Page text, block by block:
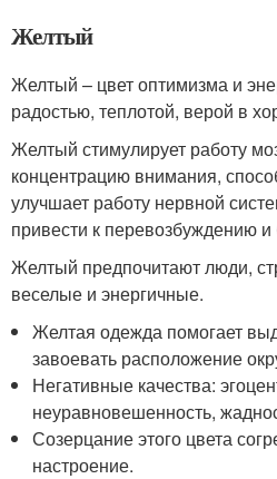
Желтый
Желтый – цвет оптимизма и
радостью, теплотой, верой в
Желтый стимулирует работу
концентрацию внимания,
улучшает работу нервной
привести к перевозбуждению и
Желтый предпочитают люди,
веселые и энергичные.
Желтая одежда помогает
завоевать расположение
Негативные качества:
неуравновешенность,
Созерцание этого цвета
настроение.